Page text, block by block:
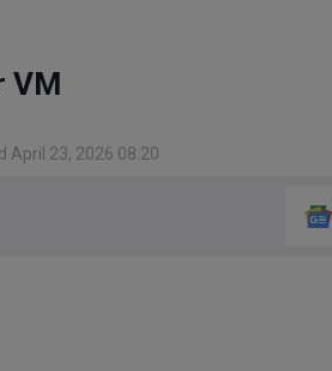
VM
April 23, 2026 08:20